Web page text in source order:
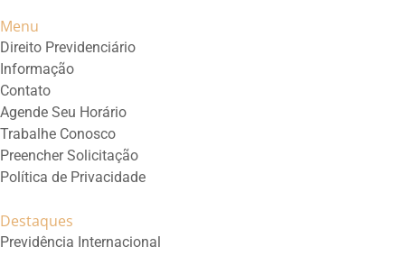
Menu
Direito Previdenciário
Informação
Contato
Agende Seu Horário
Trabalhe Conosco
Preencher Solicitação
Política de Privacidade
Destaques
Previdência Internacional